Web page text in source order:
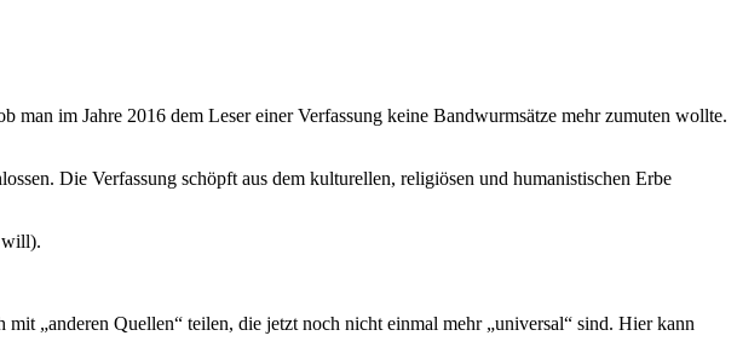
man im Jahre 2016 dem Leser einer Verfassung keine Bandwurmsätze mehr zumuten wollte.
Die Verfassung schöpft aus dem kulturellen, religiösen und humanistischen Erbe
will).
„anderen Quellen“ teilen, die jetzt noch nicht einmal mehr „universal“ sind. Hier kann